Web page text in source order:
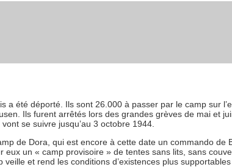
a été déporté. Ils sont 26.000 à passer par le camp sur
Ils furent arrêtés lors des grandes grèves de mai et
se suivre jusqu’au 3 octobre 1944.
de Dora, qui est encore à cette date un commando de
un « camp provisoire » de tentes sans lits, sans
et rend les conditions d’existences plus